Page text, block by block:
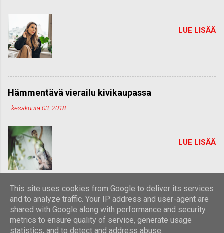
LUE LISÄÄ
Hämmentävä vierailu kivikaupassa
-kesäkuuta 03, 2018
LUE LISÄÄ
Sisällön tarjoaa Blogger
This site uses cookies from Google to deliver its services
and to analyze traffic. Your IP address and user-agent are
shared with Google along with performance and security
metrics to ensure quality of service, generate usage
statistics, and to detect and address abuse.